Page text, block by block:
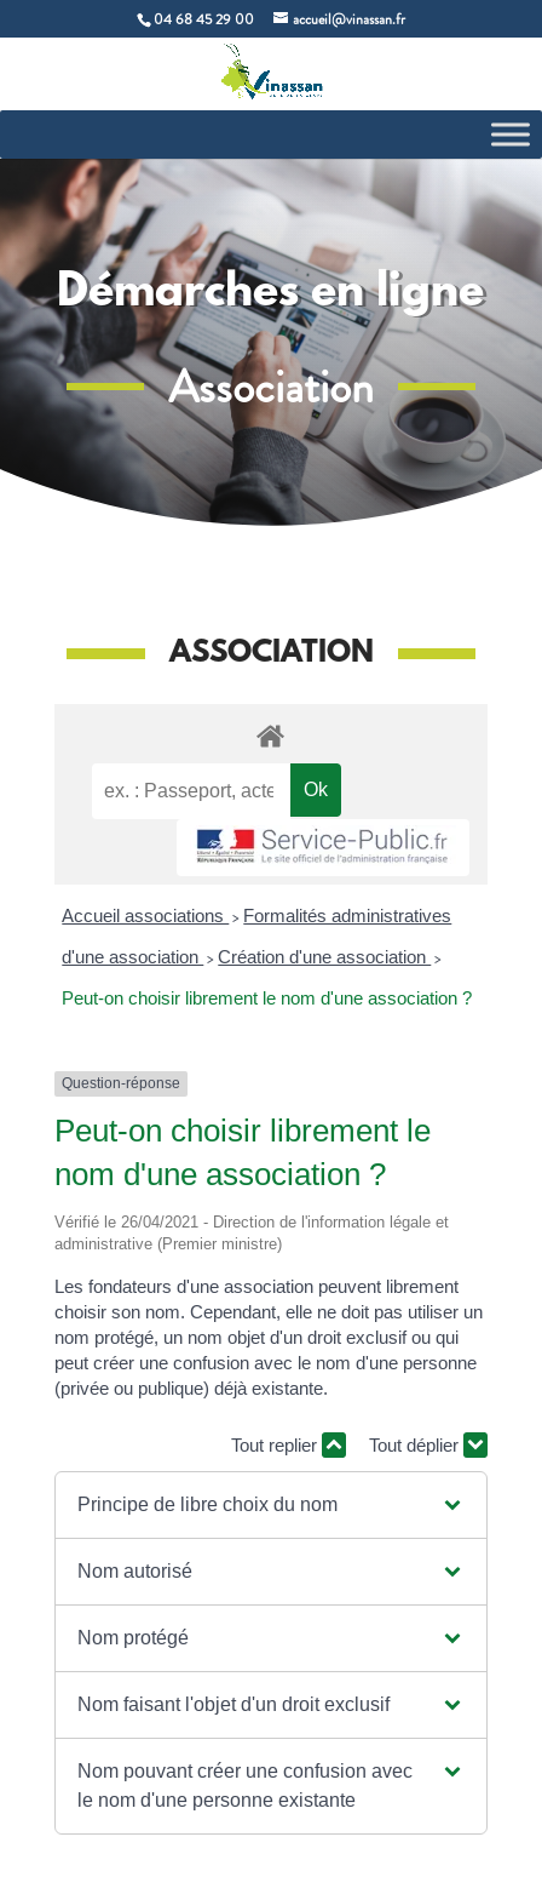
04 68 45 29 00 accueil@vinassan.fr
Démarches en ligne
Association
ASSOCIATION
Accueil associations > Formalités administratives
d'une association > Création d'une association >
Peut-on choisir librement le nom d'une association ?
Question-réponse
Peut-on choisir librement le
nom d'une association ?
Vérifié le 26/04/2021 - Direction de l'information légale et
administrative (Premier ministre)
Les fondateurs d'une association peuvent librement
choisir son nom. Cependant, elle ne doit pas utiliser un
nom protégé, un nom objet d'un droit exclusif ou qui
peut créer une confusion avec le nom d'une personne
(privée ou publique) déjà existante.
Tout replier Tout déplier
Principe de libre choix du nom
Nom autorisé
Nom protégé
Nom faisant l'objet d'un droit exclusif
Nom pouvant créer une confusion avec
le nom d'une personne existante